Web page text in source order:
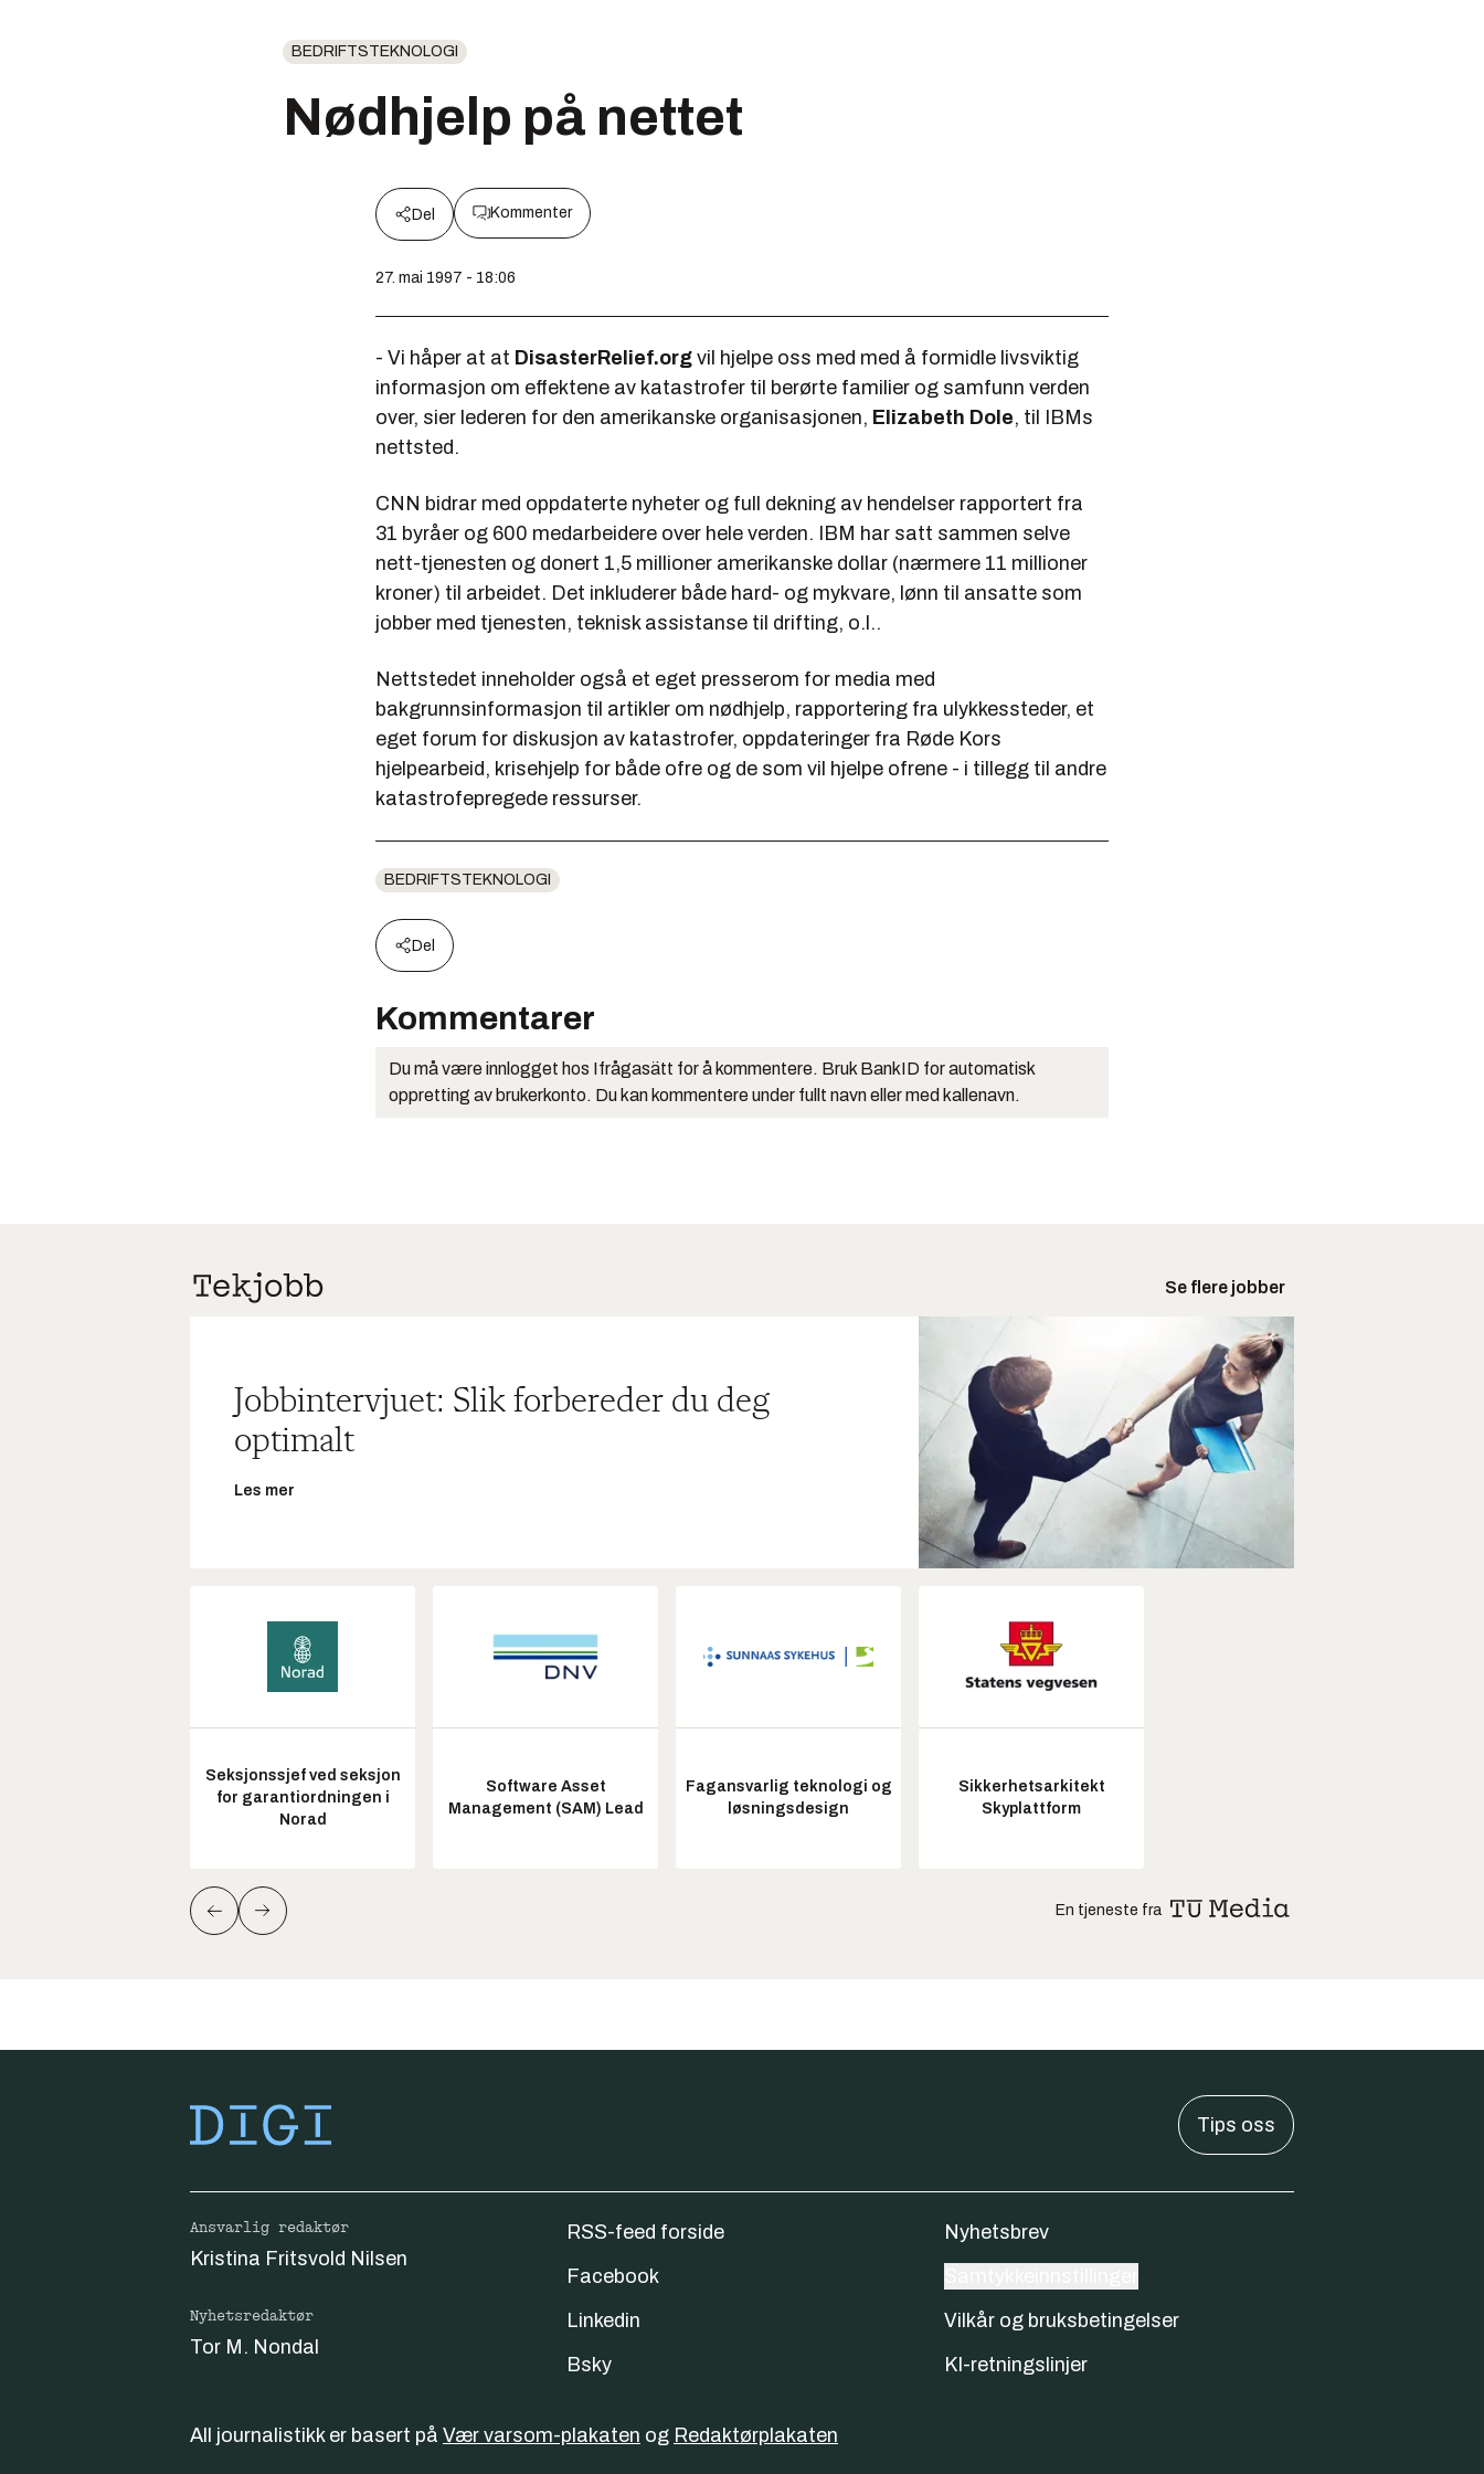
BEDRIFTSTEKNOLOGI
Nødhjelp på nettet
Del Kommenter
27. mai 1997 - 18:06
- Vi håper at at DisasterRelief.org vil hjelpe oss med med å formidle livsviktig
informasjon om effektene av katastrofer til berørte familier og samfunn verden
over, sier lederen for den amerikanske organisasjonen, Elizabeth Dole, til IBMs
nettsted.
CNN bidrar med oppdaterte nyheter og full dekning av hendelser rapportert fra
31 byråer og 600 medarbeidere over hele verden. IBM har satt sammen selve
nett-tjenesten og donert 1,5 millioner amerikanske dollar (nærmere 11 millioner
kroner) til arbeidet. Det inkluderer både hard- og mykvare, lønn til ansatte som
jobber med tjenesten, teknisk assistanse til drifting, o.l..
Nettstedet inneholder også et eget presserom for media med
bakgrunnsinformasjon til artikler om nødhjelp, rapportering fra ulykkessteder, et
eget forum for diskusjon av katastrofer, oppdateringer fra Røde Kors
hjelpearbeid, krisehjelp for både ofre og de som vil hjelpe ofrene - i tillegg til andre
katastrofepregede ressurser.
BEDRIFTSTEKNOLOGI
Del
Kommentarer
Du må være innlogget hos Ifrågasätt for å kommentere. Bruk BankID for automatisk
oppretting av brukerkonto. Du kan kommentere under fullt navn eller med kallenavn.
Se flere jobber
Jobbintervjuet: Slik forbereder du deg
optimalt
Les mer
Seksjonssjef ved seksjon
for garantiordningen i
Norad
Software Asset
Management (SAM) Lead
Fagansvarlig teknologi og
løsningsdesign
Sikkerhetsarkitekt
Skyplattform
En tjeneste fra
Tips oss
Ansvarlig redaktør
Kristina Fritsvold Nilsen
Nyhetsredaktør
Tor M. Nondal
RSS-feed forside
Facebook
Linkedin
Bsky
Nyhetsbrev
Vilkår og bruksbetingelser
KI-retningslinjer
All journalistikk er basert på Vær varsom-plakaten og Redaktørplakaten